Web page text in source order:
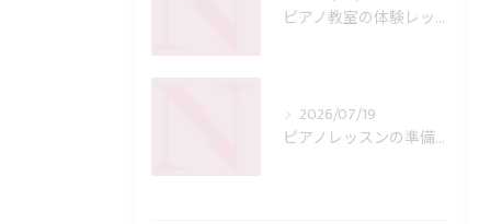
ピアノ教室の体験レッスンを福岡県福岡市南区で選ぶ際の安心ポイントや教室選びのコツ
2026/07/19
ピアノレッスンの準備とピアノ教室で失敗しない親子のための完全チェックリスト